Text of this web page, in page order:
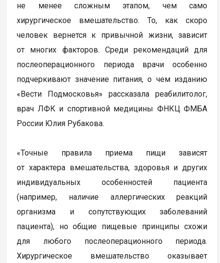
не менее сложным этапом, чем само
хирургическое вмешательство. То, как скоро
человек вернется к привычной жизни, зависит
от многих факторов. Среди рекомендаций для
послеоперационного периода врачи особенно
подчеркивают значение питания, о чем изданию
«Вести Подмосковья» рассказала реабилитолог,
врач ЛФК и спортивной медицины ФНКЦ ФМБА
России Юлия Рубакова.
«Точные правила приема пищи зависят
от характера вмешательства, здоровья и других
индивидуальных особенностей пациента
(например, наличие аллергических реакций
организма и сопутствующих заболеваний
пациента), но общие пищевые принципы схожи
для любого послеоперационного периода.
Хирургическое вмешательство оказывает